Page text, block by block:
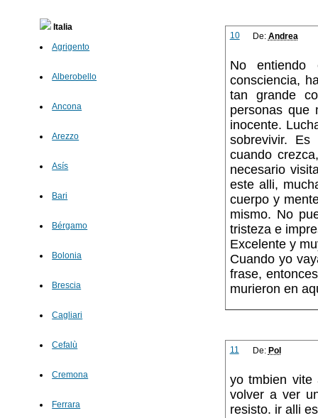
Italia
Agrigento
Alberobello
Ancona
Arezzo
Asís
Bari
Bérgamo
Bolonia
Brescia
Cagliari
Cefalù
Cremona
Ferrara
10 De: Andrea
No entiendo
consciencia,
tan grande
personas que
inocente.
sobrevivir.
cuando
necesario
este alli,
cuerpo y
mismo. No
tristeza e
Excelente y
Cuando yo
frase,
murieron en
11 De: Pol
yo tmbien
volver a ver
resisto. ir alli